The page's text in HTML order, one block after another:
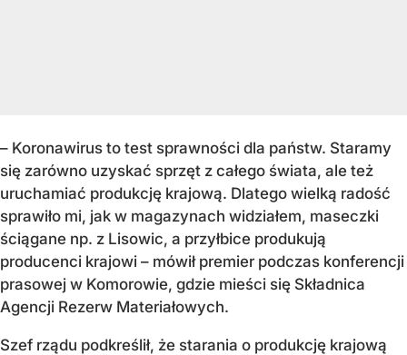
– Koronawirus to test sprawności dla państw. Staramy
się zarówno uzyskać sprzęt z całego świata, ale też
uruchamiać produkcję krajową. Dlatego wielką radość
sprawiło mi, jak w magazynach widziałem, maseczki
ściągane np. z Lisowic, a przyłbice produkują
producenci krajowi – mówił premier podczas konferencji
prasowej w Komorowie, gdzie mieści się Składnica
Agencji Rezerw Materiałowych.
Szef rządu podkreślił, że starania o produkcję krajową